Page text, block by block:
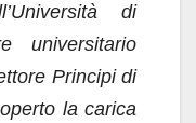
di
universitario
Principi di
la carica